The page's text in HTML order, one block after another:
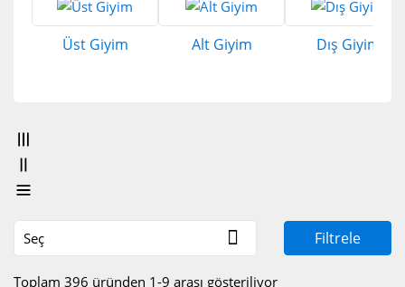
Üst Giyim Alt Giyim Dış Giyim
Seç  Filtrele
Toplam 396 üründen 1-9 arası gösteriliyor